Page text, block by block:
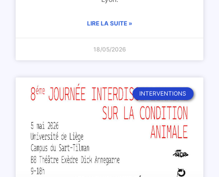
LIRE LA SUITE »
18/05/2026
INTERVENTIONS